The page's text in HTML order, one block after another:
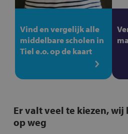
Vind en vergelijk alle
middelbare scholen in
Tiel e.o. op de kaart
Er valt veel te kiezen,
op weg